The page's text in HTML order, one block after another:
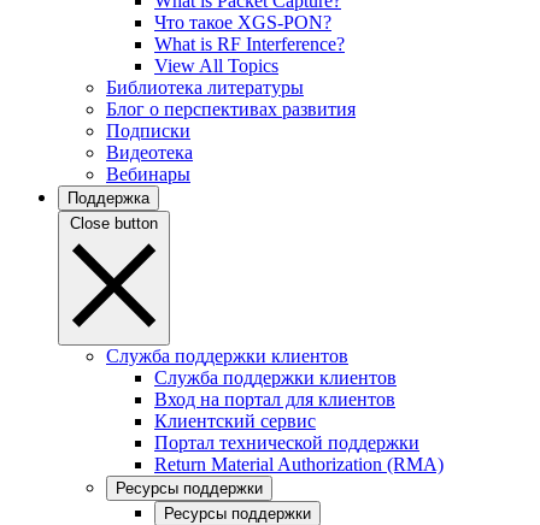
Что такое XGS-PON?
What is RF Interference?
View All Topics
Библиотека литературы
Блог о перспективах развития
Подписки
Видеотека
Вебинары
Поддержка
Close button
Служба поддержки клиентов
Служба поддержки клиентов
Вход на портал для клиентов
Клиентский сервис
Портал технической поддержки
Return Material Authorization (RMA)
Ресурсы поддержки
Ресурсы поддержки